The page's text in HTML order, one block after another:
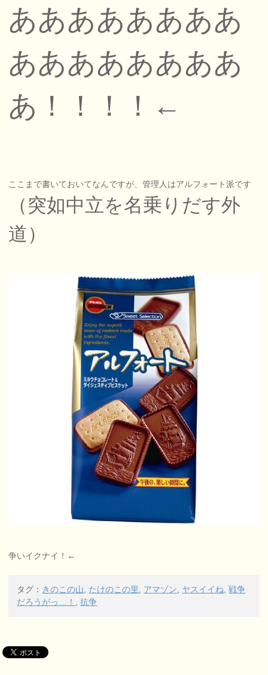
ああああああああ
ああああああああ
あ！！！！←
ここまで書いておいてなんですが、管理人はアルフォート派です
（突如中立を名乗りだす外
道）
争いイクナイ！←
タグ： きのこの山 たけのこの里 アマゾン ヤスイイね ,戦争
だろうがっ…！
,抗争